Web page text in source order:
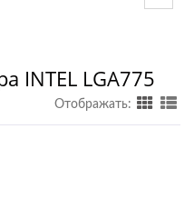
INTEL LGA775
Отображать: